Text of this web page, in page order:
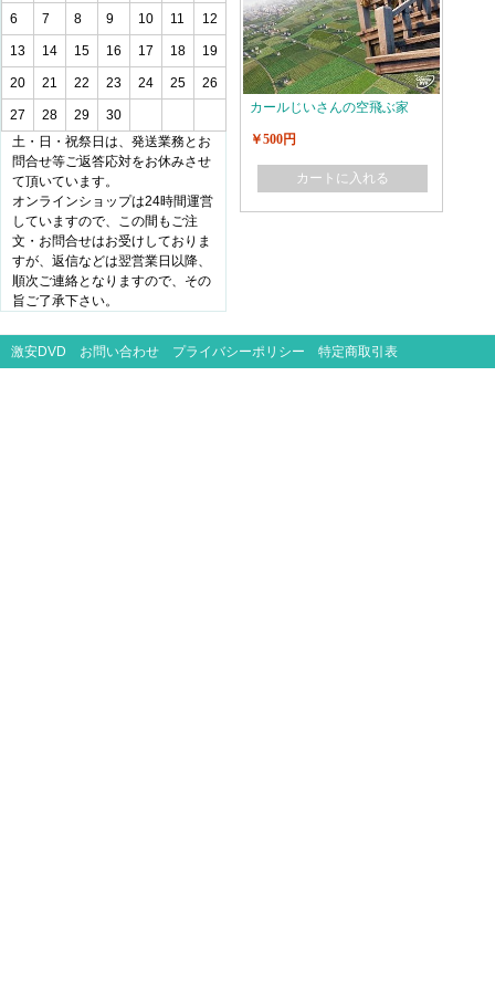
6 7 8 9 10 11 12
13 14 15 16 17 18 19
20 21 22 23 24 25 26
27 28 29
30
土・日・祝祭日は、発送業務とお
問合せ等ご返答応対をお休みさせ
て頂いています。
オンラインショップは24時間運営
していますので、この間もご注
文・お問合せはお受けしておりま
すが、返信などは翌営業日以降、
順次ご連絡となりますので、その
旨ご了承下さい。
カールじいさんの空飛ぶ家
￥500円
カートに入れる
激安DVD お問い合わせ プライバシーポリシー 特定商取引表